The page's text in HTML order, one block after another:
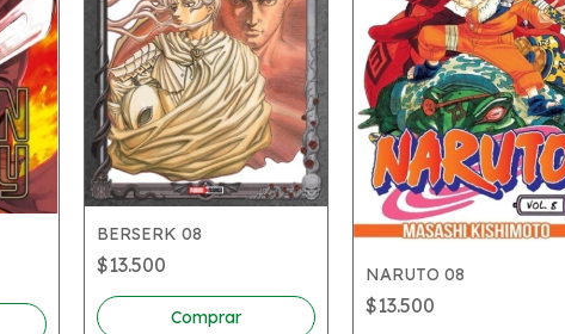
BERSERK 08
$13.500 NARUTO 08
$13.500